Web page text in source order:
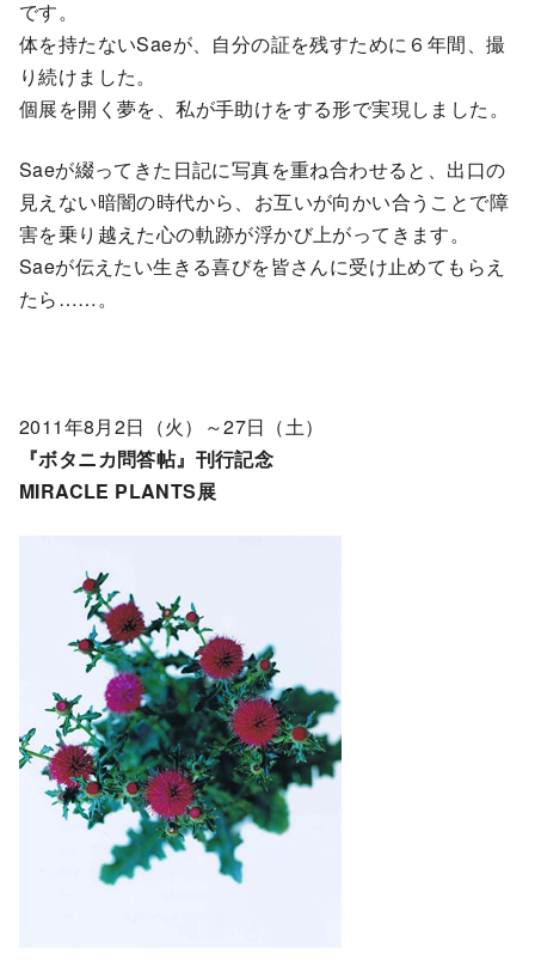
です。
体を持たないSaeが、自分の証を残すために６年間、撮
り続けました。
個展を開く夢を、私が手助けをする形で実現しました。
Saeが綴ってきた日記に写真を重ね合わせると、出口の
見えない暗闇の時代から、お互いが向かい合うことで障
害を乗り越えた心の軌跡が浮かび上がってきます。
Saeが伝えたい生きる喜びを皆さんに受け止めてもらえ
たら……。
2011年8月2日（火）～27日（土）
『ボタニカ問答帖』刊行記念
MIRACLE PLANTS展